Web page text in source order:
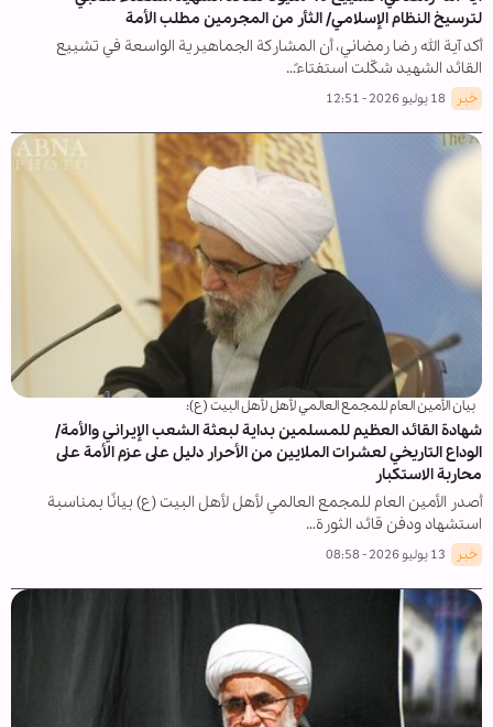
لترسيخ النظام الإسلامي/ الثأر من المجرمين مطلب الأمة
أكد آية الله رضا رمضاني، أن المشاركة الجماهيرية الواسعة في تشييع
القائد الشهيد شكّلت استفتاءً…
خبر 18 يوليو 2026 - 12:51
بيان الأمين العام للمجمع العالمي لأهل لأهل البيت (ع):
شهادة القائد العظيم للمسلمين بداية لبعثة الشعب الإيراني والأمة/
الوداع التاريخي لعشرات الملايين من الأحرار دليل على عزم الأمة على
محاربة الاستكبار
أصدر الأمين العام للمجمع العالمي لأهل لأهل البيت (ع) بيانًا بمناسبة
استشهاد ودفن قائد الثورة…
خبر 13 يوليو 2026 - 08:58